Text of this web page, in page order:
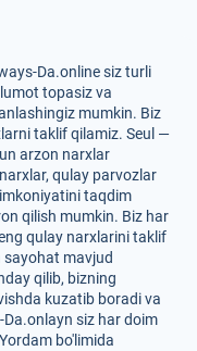
Da.online siz turli
topasiz va
mumkin. Biz
taklif qilamiz. Seul —
arzon narxlar
qulay parvozlar
taqdim
qilish mumkin. Biz har
qulay narxlarini taklif
mavjud
qilib, bizning
kuzatib boradi va
siz har doim
bo'limida